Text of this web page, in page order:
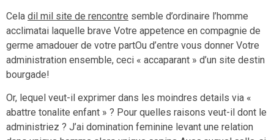
Cela dil mil site de rencontre semble d’ordinaire l’homme
acclimatai laquelle brave Votre appetence en compagnie de
germe amadouer de votre partOu d’entre vous donner Votre
administration ensemble, ceci « accaparant » d’un site destin
bourgade!
Or, lequel veut-il exprimer dans les moindres details via «
abattre tonalite enfant » ? Pour quelles raisons veut-il dont le
administriez ? J’ai domination feminine levant une relation